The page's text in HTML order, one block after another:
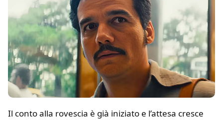
Il conto alla rovescia è già iniziato e l’attesa cresce